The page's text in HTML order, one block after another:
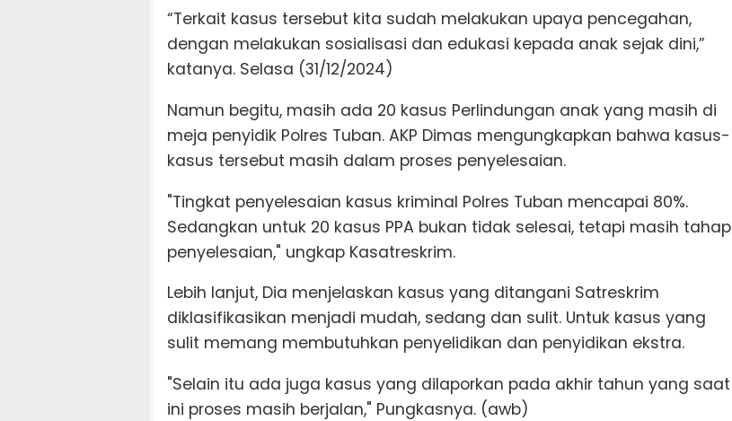
“Terkait kasus tersebut kita sudah melakukan upaya pencegahan,
dengan melakukan sosialisasi dan edukasi kepada anak sejak dini,”
katanya. Selasa (31/12/2024)
Namun begitu, masih ada 20 kasus Perlindungan anak yang masih di
meja penyidik Polres Tuban. AKP Dimas mengungkapkan bahwa kasus-
kasus tersebut masih dalam proses penyelesaian.
"Tingkat penyelesaian kasus kriminal Polres Tuban mencapai 80%.
Sedangkan untuk 20 kasus PPA bukan tidak selesai, tetapi masih tahap
penyelesaian," ungkap Kasatreskrim.
Lebih lanjut, Dia menjelaskan kasus yang ditangani Satreskrim
diklasifikasikan menjadi mudah, sedang dan sulit. Untuk kasus yang
sulit memang membutuhkan penyelidikan dan penyidikan ekstra.
"Selain itu ada juga kasus yang dilaporkan pada akhir tahun yang saat
ini proses masih berjalan," Pungkasnya. (awb)